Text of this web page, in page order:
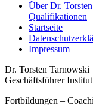
Über Dr.
Qualifikationen
Startseite
Impressum
Dr. Torsten Tarnowski
Geschäftsführer
Fortbildungen –